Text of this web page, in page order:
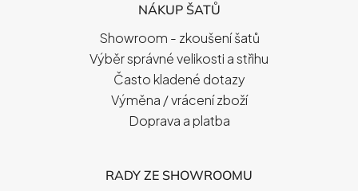
NÁKUP ŠATŮ
Showroom - zkoušení šatů
Výběr správné velikosti a střihu
Často kladené dotazy
Výměna / vrácení zboží
Doprava a platba
RADY ZE SHOWROOMU